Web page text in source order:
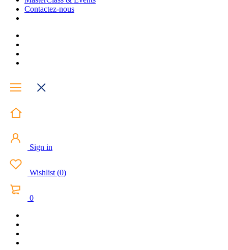
Contactez-nous
Sign in
Wishlist (0)
0